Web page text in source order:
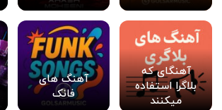
آهنگای که
بلاگرا استفاده
میکنند
آهنگ های
فانک